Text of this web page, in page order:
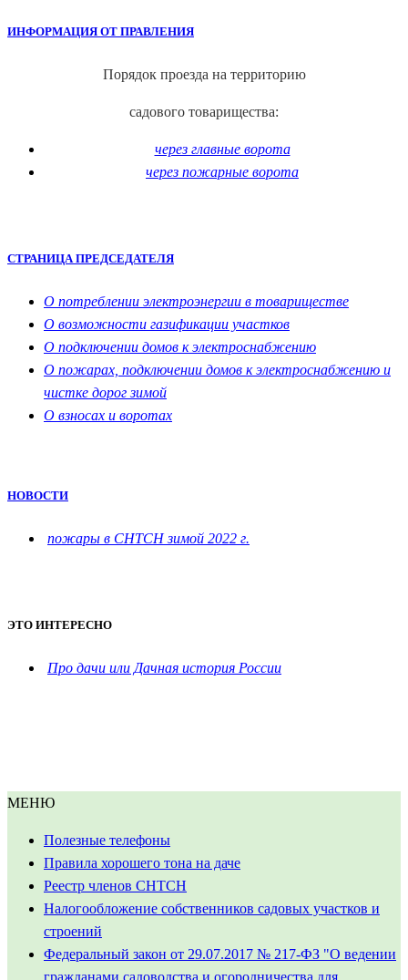
ИНФОРМАЦИЯ ОТ ПРАВЛЕНИЯ
Порядок проезда на территорию
садового товарищества:
через главные ворота
через пожарные ворота
СТРАНИЦА ПРЕДСЕДАТЕЛЯ
О потреблении электроэнергии в товариществе
О возможности газификации участков
О подключении домов к электроснабжению
О пожарах, подключении домов к электроснабжению и
чистке дорог зимой
О взносах и воротах
НОВОСТИ
пожары в СНТСН зимой 2022 г.
ЭТО ИНТЕРЕСНО
Про дачи или Дачная история России
МЕНЮ
Полезные телефоны
Правила хорошего тона на даче
Реестр членов СНТСН
Налогообложение собственников садовых участков и
строений
Федеральный закон от 29.07.2017 № 217-ФЗ "О ведении
гражданами садоводства и огородничества для